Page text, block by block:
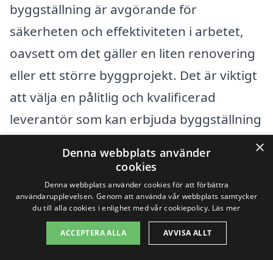
byggställning är avgörande för
säkerheten och effektiviteten i arbetet,
oavsett om det gäller en liten renovering
eller ett större byggprojekt. Det är viktigt
att välja en pålitlig och kvalificerad
leverantör som kan erbjuda byggställning
Lyckligtvis finns det flera alternativ att
överväga i närliggande städer.
För att göra din sökning lättare kan du
överväga att kolla in
×
Denna webbplats använder
cookies
Denna webbplats använder cookies för att förbättra
användarupplevelsen. Genom att använda vår webbplats samtycker
du till alla cookies i enlighet med vår cookiepolicy. Läs mer
ACCEPTERA ALLA AVVISA ALLT